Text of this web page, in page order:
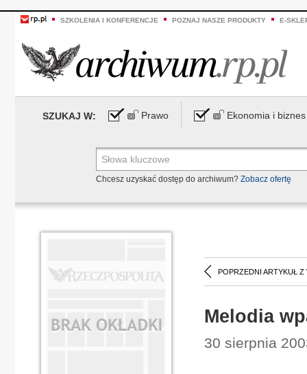
SZKOLENIA I KONFERENCJE POZNAJ NASZE PRODUKTY E-
SZUKAJ W: Prawo Ekonomia i biznes
Chcesz uzyskać dostęp do archiwum? Zobacz ofertę
POPRZEDNI ARTYKUŁ Z
Melodia
30 sierpnia